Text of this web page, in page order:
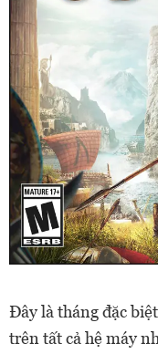
Đây là tháng đặc
trên tất cả hệ máy